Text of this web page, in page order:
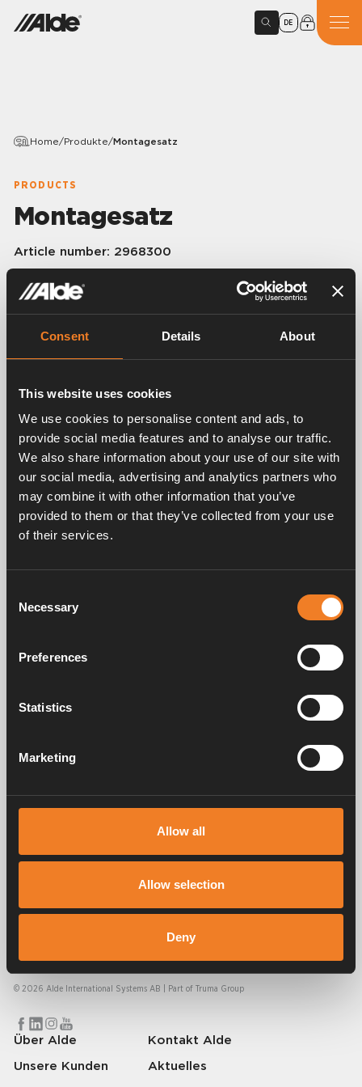
Consent Details About
This website uses cookies
We use cookies to personalise content and ads, to
provide social media features and to analyse our traffic.
We also share information about your use of our site with
our social media, advertising and analytics partners who
may combine it with other information that you’ve
provided to them or that they’ve collected from your use
of their services.
Selection
Necessary
Preferences
Statistics
Marketing
Allow all
Allow selection
Deny
DE
Home/Produkte/Montagesatz
PRODUCTS
Montagesatz
Article number: 2968300
Montagesatz mit Gummiwinkel, Schelle und Halter für
Wärmetauscher 2968901.
Related products
Wärmetauscher
Service und support
Heizungssysteme für Wohnmobile und Wohnwagen her. Schon damals
© 2026 Alde International Systems AB | Part of Truma Group
Über Alde
Unsere Kunden
Kontakt Alde
Aktuelles